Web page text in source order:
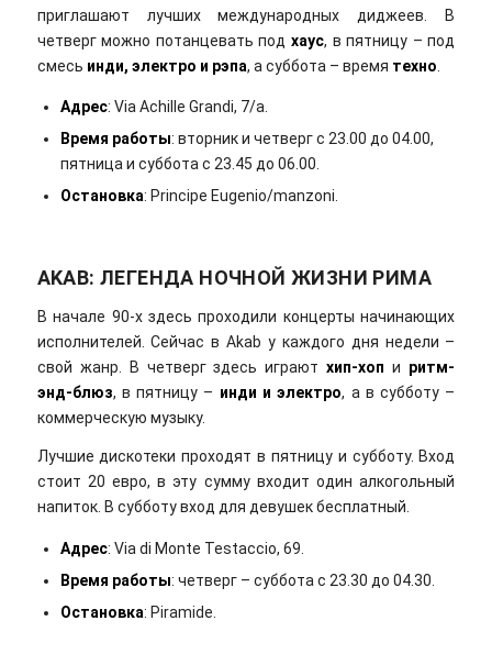
приглашают лучших международных диджеев. В
четверг можно потанцевать под хаус, в пятницу – под
смесь инди, электро и рэпа, а суббота – время техно
Адрес: Via Achille Grandi, 7/a.
Время работы: вторник и четверг с 23.00 до 04.00,
пятница и суббота с 23.45 до 06.00.
Остановка: Principe Eugenio/manzoni.
AKAB: ЛЕГЕНДА НОЧНОЙ ЖИЗНИ РИМА
В начале 90-х здесь проходили концерты начинающих
исполнителей. Сейчас в Akab у каждого дня недели –
свой жанр. В четверг здесь играютхип-хоп и ритм-
энд-блюз, в пятницу – инди и электро, а в субботу –
коммерческую музыку.
Лучшие дискотеки проходят в пятницу и субботу. Вход
стоит 20 евро, в эту сумму входит один алкогольный
напиток. В субботу вход для девушек бесплатный.
Адрес: Via di Monte Testaccio, 69.
Время работы: четверг – суббота с 23.30 до 04.30.
Остановка: Piramide.